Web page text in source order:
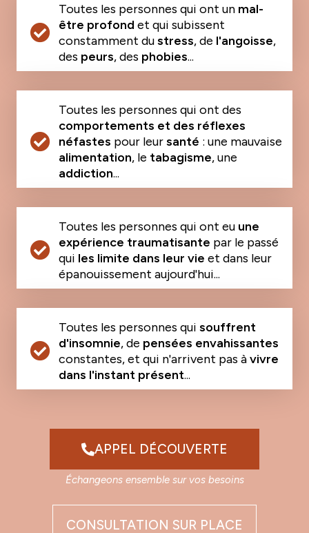
Toutes les personnes qui ont un mal-
être profondet qui subissent
constamment dustress, de l'angoisse,
des peurs, des phobies...
Toutes les personnes qui ont des
comportements et des réflexes
néfastes pour leursanté : une mauvaise
alimentation, le tabagisme, une
addiction...
Toutes les personnes qui ont eu une
expérience traumatisante par le passé
qui les limite dans leur vie et dans leur
épanouissement aujourd'hui...
Toutes les personnes quisouffrent
d'insomnie, de pensées envahissantes
constantes, et qui n'arrivent pas àvivre
dans l'instant présent...
APPEL DÉCOUVERTE
Échangeons ensemble sur vos besoins
CONSULTATION SUR PLACE